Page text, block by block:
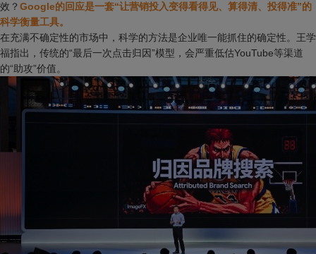
效？ Google的回应是一套“让营销投入变得看得见、算得清、投得准”的
科学衡量工具。
在充满不确定性的市场中，科学的方法是企业唯一能抓住的确定性。王学
福指出，传统的“最后一次点击归因”模型，会严重低估YouTube等渠道
的“助攻”价值。